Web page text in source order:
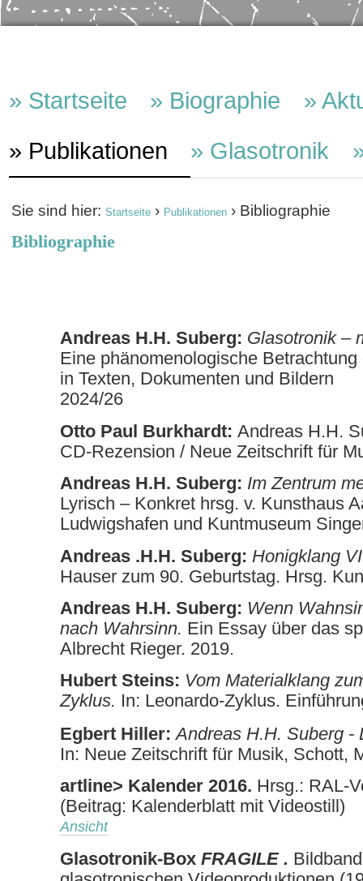
Inhalt
Direkt
zur
Startseite Biographie
Publikationen
Glasotronik
Sie sind hier: Startseite › Publikationen › Bibliographie
Bibliographie
Andreas H.H. Suberg: Glasotronik –
Eine phänomenologische Betrachtung
in Texten, Dokumenten und Bildern
2024/26
Otto Paul Burkhardt:Andreas H.H.
CD-Rezension / Neue Zeitschrift für
Andreas H.H. Suberg: Im Zentrum
Lyrisch – Konkret hrsg. v. Kunsthaus
Ludwigshafen und Kuntmuseum
Andreas .H.H. Suberg: Honigklang
Hauser zum 90. Geburtstag. Hrsg.
Andreas H.H. Suberg: Wenn
nach Wahrsinn. Ein Essay über das
Albrecht Rieger. 2019.
Hubert Steins: Vom Materialklang
Zyklus. In: Leonardo-Zyklus.
Egbert Hiller:Andreas H.H. Suberg -
In: Neue Zeitschrift für Musik, Schott,
artline> Kalender 2016. Hrsg.: RAL-
(Beitrag: Kalenderblatt mit Videostill)
Ansicht
Glasotronik-BoxFRAGILE .